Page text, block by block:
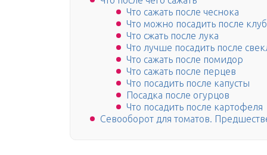
Что сажать после чеснока
Что можно посадить после
Что сжать после лука
Что лучше посадить после
Что сажать после помидор
Что сажать после перцев
Что посадить после капусты
Посадка после огурцов
Что посадить после картофеля
Севооборот для томатов.